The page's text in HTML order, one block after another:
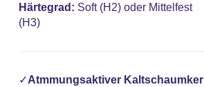
Härtegrad: Soft (H2) oder Mittelfest
(H3)
✓Atmmungsaktiver Kaltschaumker